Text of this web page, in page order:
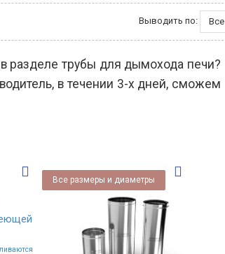
Выводить по: Все
разделе трубы для дымохода печи?
в течении 3-х дней, сможем
Все размеры и диаметры